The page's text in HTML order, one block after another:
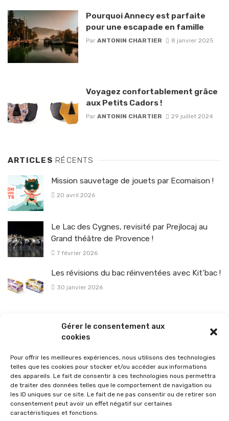
Gérer le consentement aux
cookies
Pour offrir les meilleures expériences, nous utilisons des technologies
telles que les cookies pour stocker et/ou accéder aux informations
des appareils. Le fait de consentir à ces technologies nous permettra
de traiter des données telles que le comportement de navigation ou
les ID uniques sur ce site. Le fait de ne pas consentir ou de retirer son
consentement peut avoir un effet négatif sur certaines
caractéristiques et fonctions.
Pourquoi Annecy est parfaite
pour une escapade en famille
Par ANTONIN CHARTIER 8 janvier 2025
Voyagez confortablement grâce
aux Petits Cadors !
Par ANTONIN CHARTIER 29 juillet 2024
ARTICLES RÉCENTS
Mission sauvetage de jouets par Ecomaison !
20 avril 2026
Le Lac des Cygnes, revisité par Prejlocaj au
Grand théâtre de Provence !
7 février 2026
Les révisions du bac réinventées avec Kit’bac !
30 janvier 2026